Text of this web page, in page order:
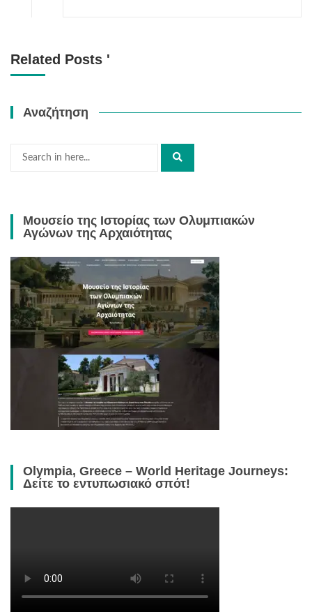
Related Posts '
Αναζήτηση
Μουσείο της Ιστορίας των Ολυμπιακών
Αγώνων της Αρχαιότητας
Olympia, Greece – World Heritage Journeys:
Δείτε το εντυπωσιακό σπότ!